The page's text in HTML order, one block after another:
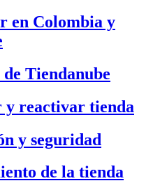
en Colombia y
Tiendanube
y reactivar tienda
y seguridad
de la tienda